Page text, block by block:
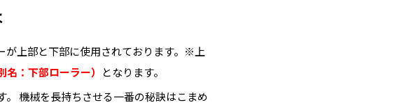
が上部と下部に使用されております。※上
：下部ローラー）
となります。
機械を長持ちさせる一番の秘訣はこまめ